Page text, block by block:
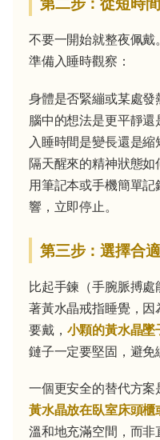
不要一開始就整夜佩戴
準備入睡時觀察：
身體是否緊繃或某處發
腦中的想法是更平靜還
入睡時間是變長還是縮
隔天醒來的精神狀態如
用筆記本或手機簡單
響，立即停止。
第三步：選擇合
比起手鍊（手腕脈搏
著黃水晶戒指睡覺，
要戴， 小顆的黃水晶
鏈子一定要堅固，避免
一個更安全的替代方案
黃水晶放在臥室床頭櫃
溫和地充滿空間，而